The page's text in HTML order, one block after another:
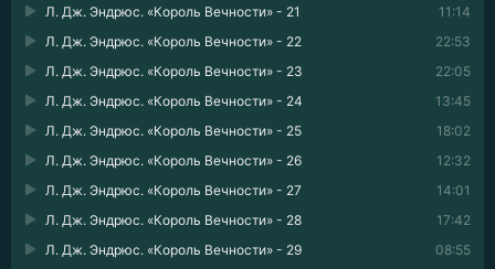
11:14
Л. Дж. Эндрюс. «Король Вечности» - 21
22:53
Л. Дж. Эндрюс. «Король Вечности» - 22
22:05
Л. Дж. Эндрюс. «Король Вечности» - 23
13:45
Л. Дж. Эндрюс. «Король Вечности» - 24
18:02
Л. Дж. Эндрюс. «Король Вечности» - 25
12:32
Л. Дж. Эндрюс. «Король Вечности» - 26
14:01
Л. Дж. Эндрюс. «Король Вечности» - 27
17:42
Л. Дж. Эндрюс. «Король Вечности» - 28
08:55
Л. Дж. Эндрюс. «Король Вечности» - 29